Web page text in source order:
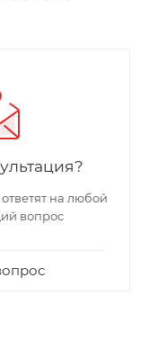
на любой
вопрос